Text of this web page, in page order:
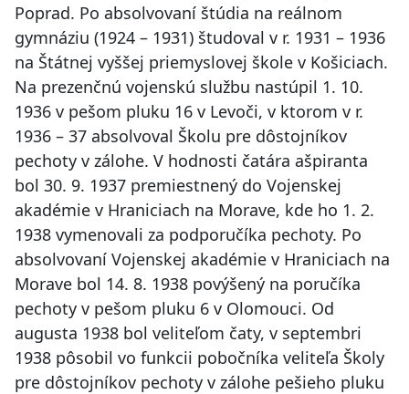
Poprad. Po absolvovaní štúdia na reálnom
gymnáziu (1924 – 1931) študoval v r. 1931 – 1936
na Štátnej vyššej priemyslovej škole v Košiciach.
Na prezenčnú vojenskú službu nastúpil 1. 10.
1936 v pešom pluku 16 v Levoči, v ktorom v r.
1936 – 37 absolvoval Školu pre dôstojníkov
pechoty v zálohe. V hodnosti čatára ašpiranta
bol 30. 9. 1937 premiestnený do Vojenskej
akadémie v Hraniciach na Morave, kde ho 1. 2.
1938 vymenovali za podporučíka pechoty. Po
absolvovaní Vojenskej akadémie v Hraniciach na
Morave bol 14. 8. 1938 povýšený na poručíka
pechoty v pešom pluku 6 v Olomouci. Od
augusta 1938 bol veliteľom čaty, v septembri
1938 pôsobil vo funkcii pobočníka veliteľa Školy
pre dôstojníkov pechoty v zálohe pešieho pluku